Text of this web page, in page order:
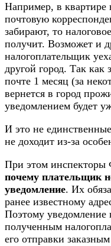
Например, в квартире
почтовую
забирают, то
получит. Возможет и
налогоплательщик
другой город. Так как
почте 1 месяц (за
вернется в город
уведомлением будет
И это не
не доходит из-за
При этом
почему плательщик
уведомление. Их
ранее известному
Поэтому уведомление
полученным
его отправки